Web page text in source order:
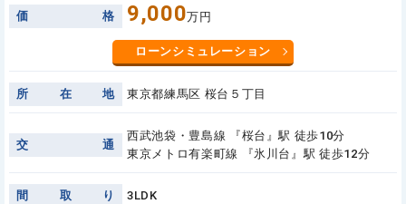
価 格 9,000万円
ローンシミュレーション
所 在 地 東京都練馬区 桜台５丁目
交 通
西武池袋・豊島線 『桜台』駅 徒歩10分
東京メトロ有楽町線 『氷川台』駅 徒歩12分
間 取 り 3LDK